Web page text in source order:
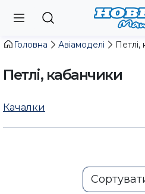
Головна Авіамоделі Петлі,
Петлі, кабанчики
Качалки